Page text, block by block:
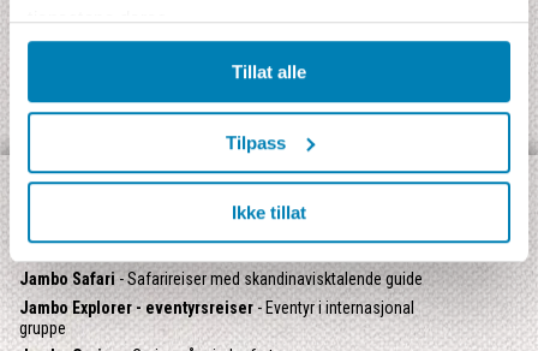
tjenestene deres.
Tillat alle
Tilpass
Ikke tillat
OPPDAG VÅRE ULIKE TYPER REISER:
Jambo Signatur- Rundreise med Jamboguide
Jambo Safari- Safarireiser med skandinavisktalende guide
Jambo Explorer - eventyrsreiser- Eventyr i internasjonal
gruppe